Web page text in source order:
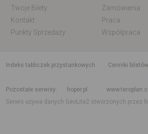
Twoje Bilety
Zamówienia
Kontakt
Praca
Punkty Sprzedaży
Współpraca
indeks tabliczek przystankowych
Cenniki
Pozostałe serwisy
hoper.pl
Serwis używa danych GeoLite2 stworzonych przez